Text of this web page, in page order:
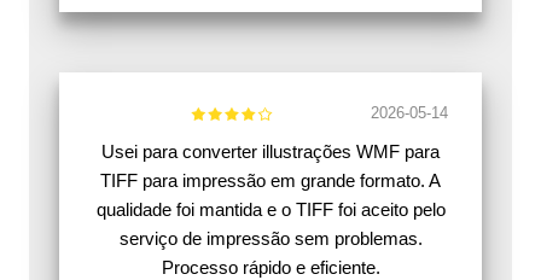
2026-05-14
Usei para converter illustrações WMF para
TIFF para impressão em grande formato. A
qualidade foi mantida e o TIFF foi aceito pelo
serviço de impressão sem problemas.
Processo rápido e eficiente.